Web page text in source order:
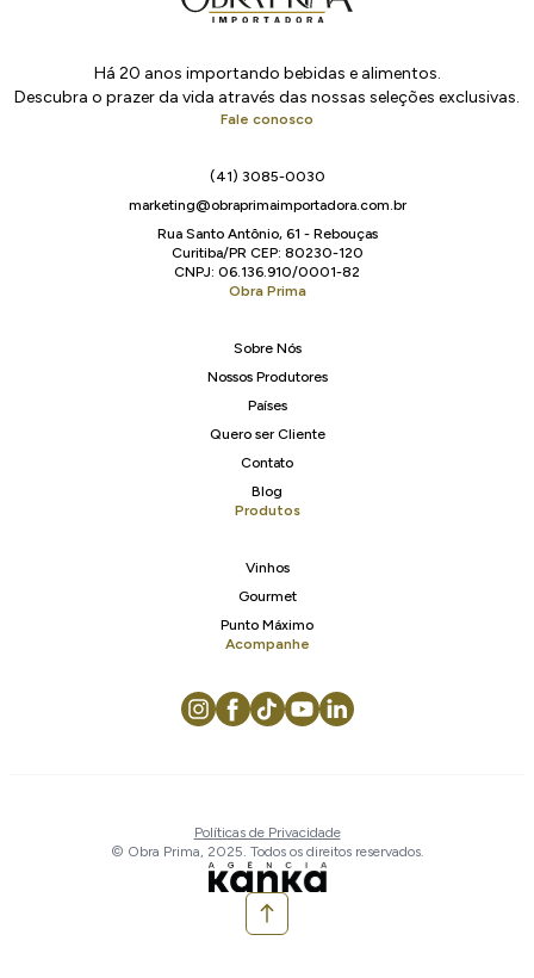
Há 20 anos importando bebidas e alimentos.
Descubra o prazer da vida através das nossas seleções exclusivas.
Fale conosco
(41) 3085-0030
marketing@obraprimaimportadora.com.br
Rua Santo Antônio, 61 - Rebouças
Curitiba/PR CEP: 80230-120
CNPJ: 06.136.910/0001-82
Obra Prima
Sobre Nós
Nossos Produtores
Países
Quero ser Cliente
Contato
Blog
Produtos
Vinhos
Gourmet
Punto Máximo
Acompanhe
Políticas de Privacidade
© Obra Prima, 2025. Todos os direitos reservados.